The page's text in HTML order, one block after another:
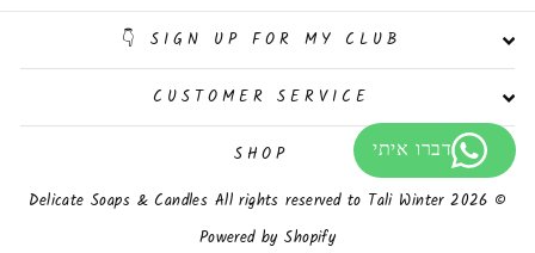
SIGN UP FOR MY CLUB 👇
CUSTOMER SERVICE
SHOP
© 2026 Delicate Soaps & Candles All rights reserved to Tali Winter
Powered by Shopify